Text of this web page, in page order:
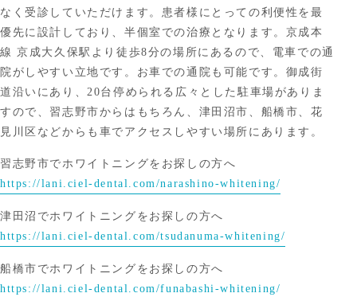
なく受診していただけます。患者様にとっての利便性を最
優先に設計しており、半個室での治療となります。京成本
線 京成大久保駅より徒歩8分の場所にあるので、電車での通
院がしやすい立地です。お車での通院も可能です。御成街
道沿いにあり、20台停められる広々とした駐車場がありま
すので、習志野市からはもちろん、津田沼市、船橋市、花
見川区などからも車でアクセスしやすい場所にあります。
習志野市でホワイトニングをお探しの方へ
https://lani.ciel-dental.com/narashino-whitening/
津田沼でホワイトニングをお探しの方へ
https://lani.ciel-dental.com/tsudanuma-whitening/
船橋市でホワイトニングをお探しの方へ
https://lani.ciel-dental.com/funabashi-whitening/